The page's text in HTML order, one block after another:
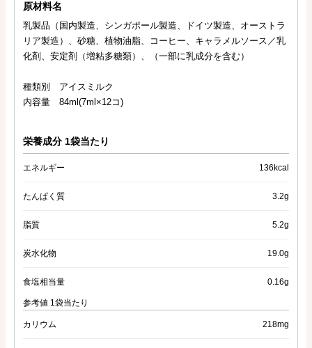
原材料名
乳製品（国内製造、シンガポール製造、ドイツ製造、オーストラ
リア製造）、砂糖、植物油脂、コーヒー、キャラメルソース／乳
化剤、安定剤（増粘多糖類）、（一部に乳成分を含む）
種類別 アイスミルク
内容量 84ml(7ml×12コ)
栄養成分 1袋当たり
エネルギー 136kcal
たんぱく質 3.2g
脂質 5.2g
炭水化物 19.0g
食塩相当量 0.16g
参考値 1袋当たり
カリウム 218mg